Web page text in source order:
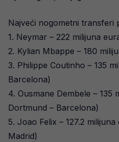
Najveći nogometni transferi
1. Neymar – 222 milijuna
2. Kylian Mbappe – 180
3. Philippe Coutinho – 135
Barcelona)
4. Ousmane Dembele – 135
Dortmund – Barcelona)
5. Joao Felix – 127.2
Madrid)